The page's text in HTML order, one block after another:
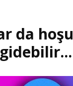
da
gidebilir...